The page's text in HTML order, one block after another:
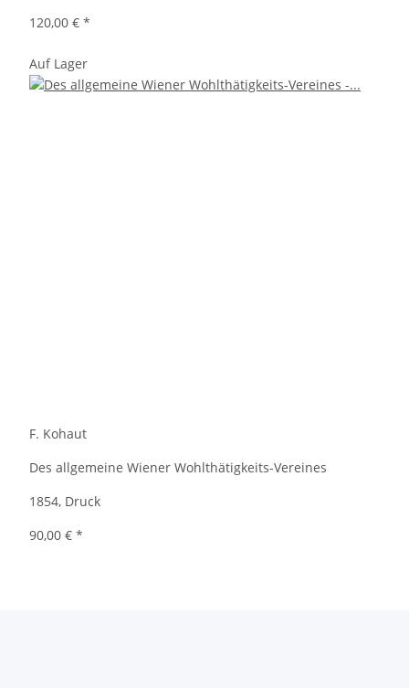
120,00 € *
Auf Lager
F. Kohaut
Des allgemeine Wiener Wohlthätigkeits-Vereines
1854, Druck
90,00 € *